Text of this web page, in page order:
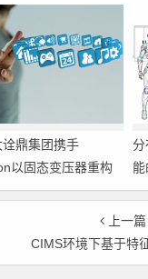
鼎集团携手
以固态变压器重构
新标杆
分
上一篇
CIMS环境下基于特